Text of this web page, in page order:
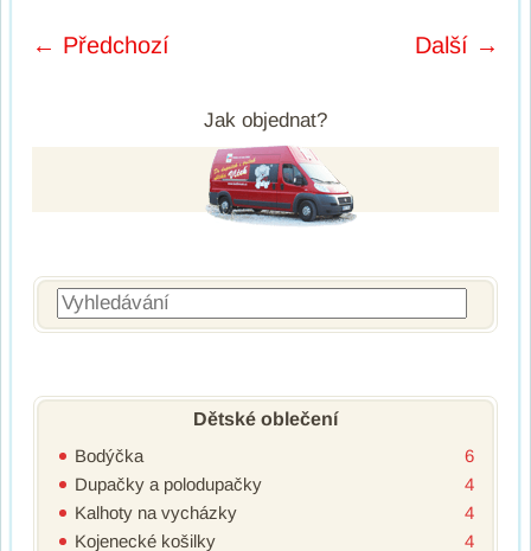
← Předchozí Další →
Jak objednat?
Vyhledávání
Dětské oblečení
Bodýčka
6
Dupačky a polodupačky
4
Kalhoty na vycházky
4
Kojenecké košilky
4